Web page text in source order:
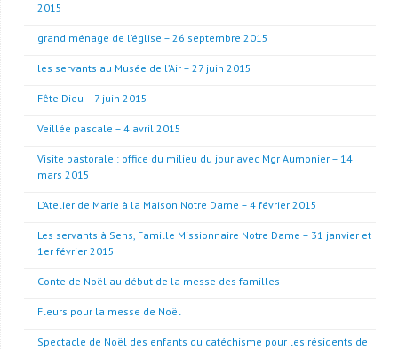
2015
grand ménage de l’église – 26 septembre 2015
les servants au Musée de l’Air – 27 juin 2015
Fête Dieu – 7 juin 2015
Veillée pascale – 4 avril 2015
Visite pastorale : office du milieu du jour avec Mgr Aumonier – 14
mars 2015
L’Atelier de Marie à la Maison Notre Dame – 4 février 2015
Les servants à Sens, Famille Missionnaire Notre Dame – 31 janvier et
1er février 2015
Conte de Noël au début de la messe des familles
Fleurs pour la messe de Noël
Spectacle de Noël des enfants du catéchisme pour les résidents de